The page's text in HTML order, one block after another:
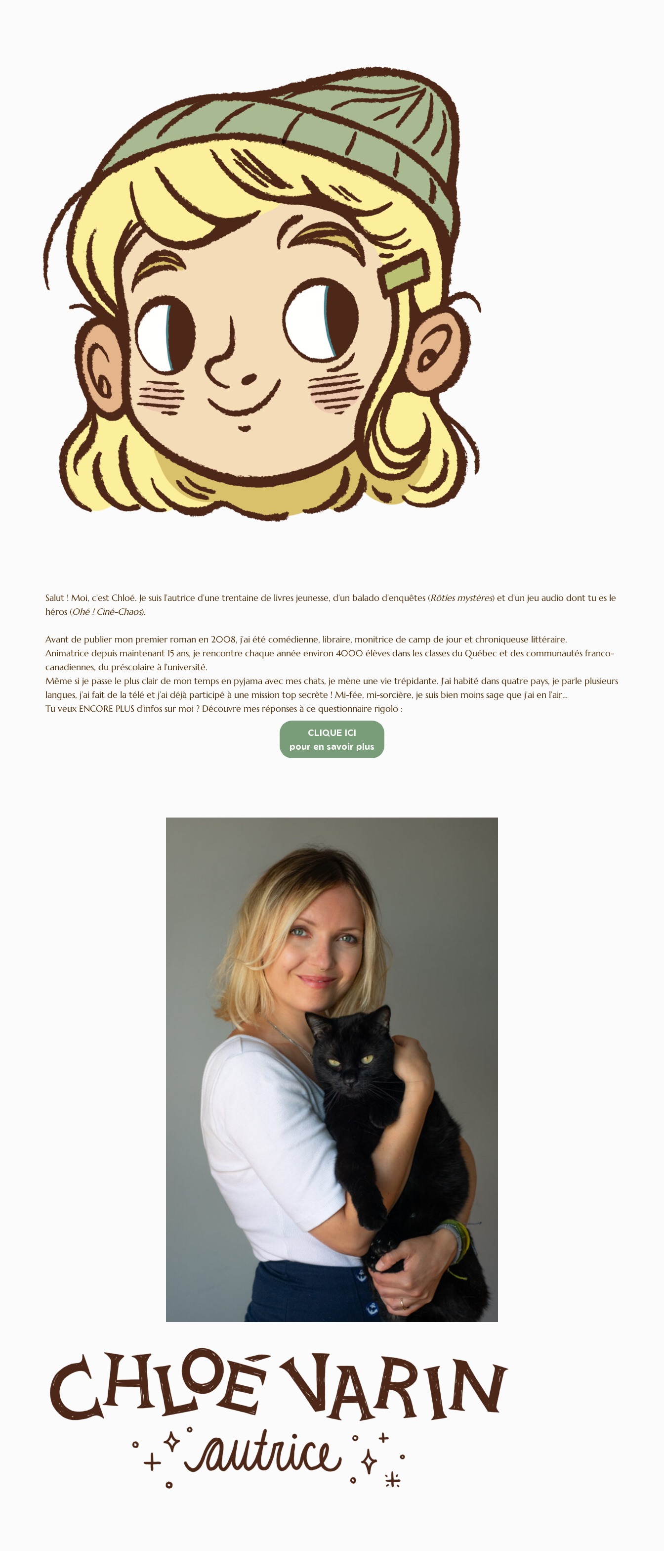
Salut ! Moi, c’est Chloé. Je suis l’autrice d’une trentaine de livres jeunesse, d’un balado d’enquêtes (Rôties mystères) et d’un jeu audio dont tu es le
héros (Ohé ! Ciné-Chaos).
Avant de publier mon premier roman en 2008, j’ai été comédienne, libraire, monitrice de camp de jour et chroniqueuse littéraire.
Animatrice depuis maintenant 15 ans, je rencontre chaque année environ 4000 élèves dans les classes du Québec et des communautés franco-
canadiennes, du préscolaire à l’université.
Même si je passe le plus clair de mon temps en pyjama avec mes chats, je mène une vie trépidante. J’ai habité dans quatre pays, je parle plusieurs
langues, j’ai fait de la télé et j’ai déjà participé à une mission top secrète ! Mi-fée, mi-sorcière, je suis bien moins sage que j’ai en l’air…
Tu veux ENCORE PLUS d’infos sur moi ? Découvre mes réponses à ce questionnaire rigolo :
CLIQUE ICI
pour en savoir plus